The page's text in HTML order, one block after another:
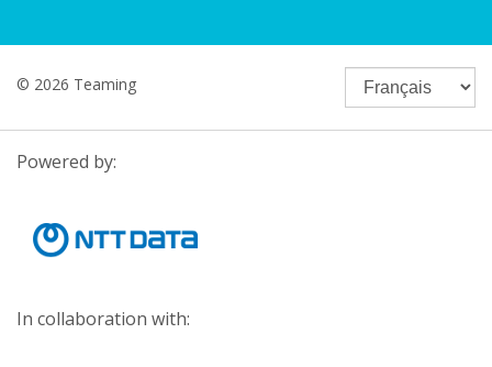
© 2026 Teaming
Powered by:
In collaboration with: